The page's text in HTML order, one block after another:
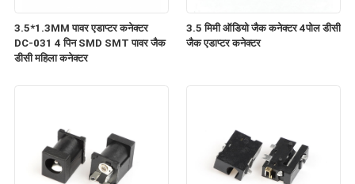
3.5*1.3MM पावर एडाप्टर कनेक्टर
DC-031 4 पिन SMD SMT पावर जैक
डीसी महिला कनेक्टर
3.5 मिमी ऑडियो जैक कनेक्टर 4पोल डीसी
जैक एडाप्टर कनेक्टर